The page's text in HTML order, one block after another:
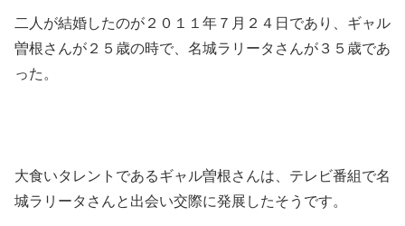
二人が結婚したのが２０１１年７月２４日であり、ギャル
曽根さんが２５歳の時で、名城ラリータさんが３５歳であ
った。
大食いタレントであるギャル曽根さんは、テレビ番組で名
城ラリータさんと出会い交際に発展したそうです。